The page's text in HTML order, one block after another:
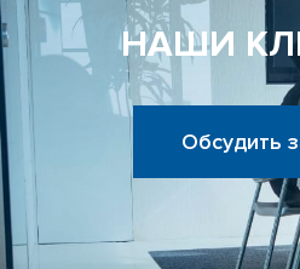
НАШИ
Обсудить